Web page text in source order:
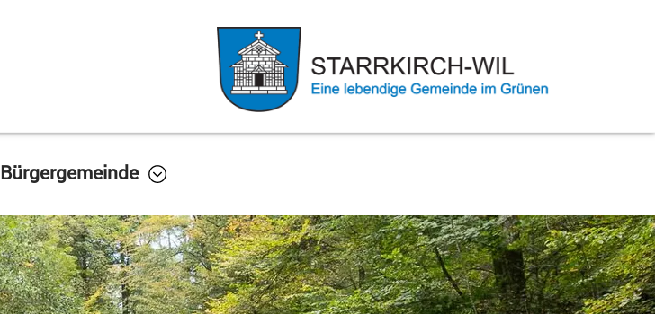
Bürgergemeinde